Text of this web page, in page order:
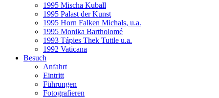
1995 Mischa Kuball
1995 Palast der Kunst
1995 Horn Falken Michals, u.a.
1995 Monika Bartholomé
1993 Tápies Thek Tuttle u.a.
1992 Vaticana
Besuch
Anfahrt
Eintritt
Führungen
Fotografieren